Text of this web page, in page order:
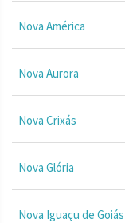
Nova América
Nova Aurora
Nova Crixás
Nova Glória
Nova Iguaçu de Goiás